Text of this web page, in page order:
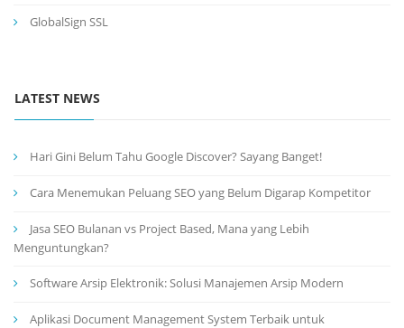
GlobalSign SSL
LATEST NEWS
Hari Gini Belum Tahu Google Discover? Sayang Banget!
Cara Menemukan Peluang SEO yang Belum Digarap Kompetitor
Jasa SEO Bulanan vs Project Based, Mana yang Lebih
Menguntungkan?
Software Arsip Elektronik: Solusi Manajemen Arsip Modern
Aplikasi Document Management System Terbaik untuk